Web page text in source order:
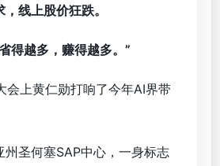
线上股价狂跌。
得越多，赚得越多。”
会上黄仁勋打响了今年AI界带
州圣何塞SAP中心，一身标志